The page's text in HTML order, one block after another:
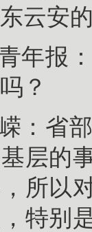
云安
年报
？
：省
层的
所以
特别